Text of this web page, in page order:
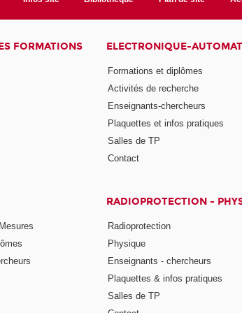
FORMATIONS ELECTRONIQUE-
Formations et diplômes
Activités de recherche
Enseignants-chercheurs
Plaquettes et infos pratiques
Salles de TP
Contact
RADIOPROTECTION -
Radioprotection
Physique
Enseignants - chercheurs
Plaquettes & infos pratiques
Salles de TP